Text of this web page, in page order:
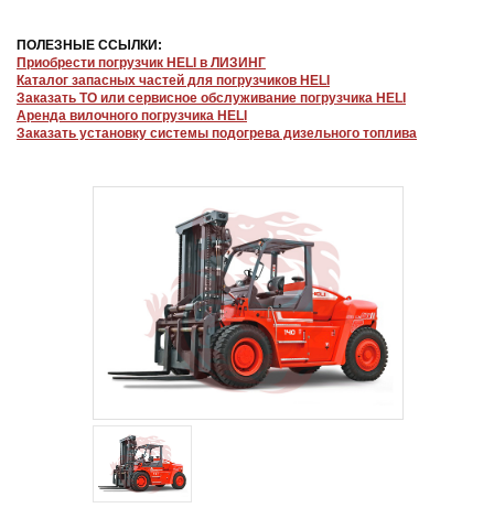
ПОЛЕЗНЫЕ ССЫЛКИ:
Приобрести погрузчик HELI в ЛИЗИНГ
Каталог запасных частей для погрузчиков HELI
Заказать ТО или сервисное обслуживание погрузчика HELI
Аренда вилочного погрузчика HELI
Заказать установку системы подогрева дизельного топлива